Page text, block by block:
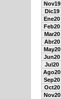
Nov19
Dic19
Ene20
Feb20
Mar20
Abr20
May20
Jun20
Jul20
Ago20
Sep20
Oct20
Nov20